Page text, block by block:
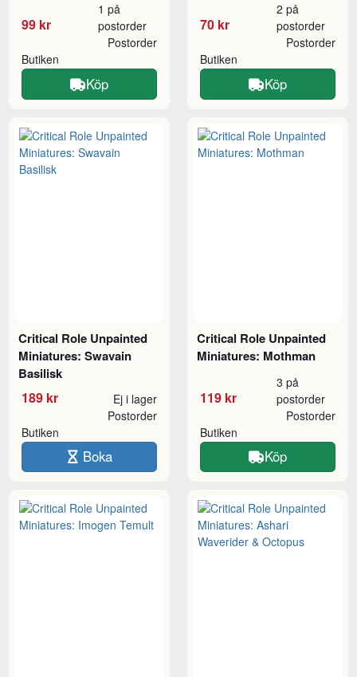
99 kr
1 på
postorder
Butiken
Postorder
Köp
70 kr
2 på
postorder
Butiken
Postorder
Köp
Critical Role Unpainted
Miniatures: Swavain
Basilisk
189 kr Ej i lager
Butiken
Postorder
Boka
Critical Role Unpainted
Miniatures: Mothman
119 kr
3 på
postorder
Butiken
Postorder
Köp